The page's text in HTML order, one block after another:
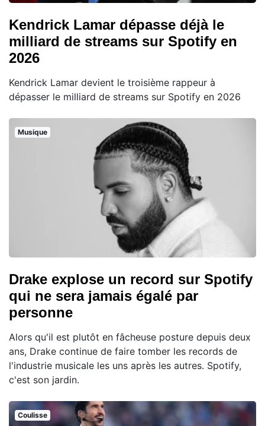
Kendrick Lamar dépasse déjà le
milliard de streams sur Spotify en
2026
Kendrick Lamar devient le troisième rappeur à
dépasser le milliard de streams sur Spotify en 2026
Musique
Drake explose un record sur Spotify
qui ne sera jamais égalé par
personne
Alors qu'il est plutôt en fâcheuse posture depuis deux
ans, Drake continue de faire tomber les records de
l'industrie musicale les uns après les autres. Spotify,
c'est son jardin.
Coulisse